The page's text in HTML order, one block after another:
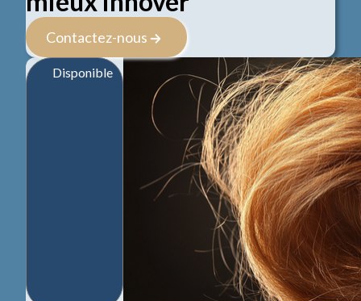
Contactez-nous
Disponible